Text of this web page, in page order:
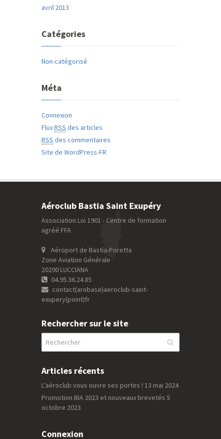
avril 2013
Catégories
Non-catégorisé
Méta
Connexion
FluxRSS des articles
RSS des commentaires
Site de WordPress-FR
Aéroclub Bastia Saint Exupéry
Association Loi 1901 - Centre de formation
agréé FFA
Aéroport de Bastia-Poretta
Zone Aviation Générale
20290 LUCCIANA
04.95.36.24.85
contact(arobase)aeroclub-saint-
exupery(point)fr
Rechercher sur le site
Articles récents
L’aéroclub vous ouvre ses portes ! 13 mai 2024
Promotion BIA 2023 et nouveaux brevetés 5
octobre 2023
Connexion